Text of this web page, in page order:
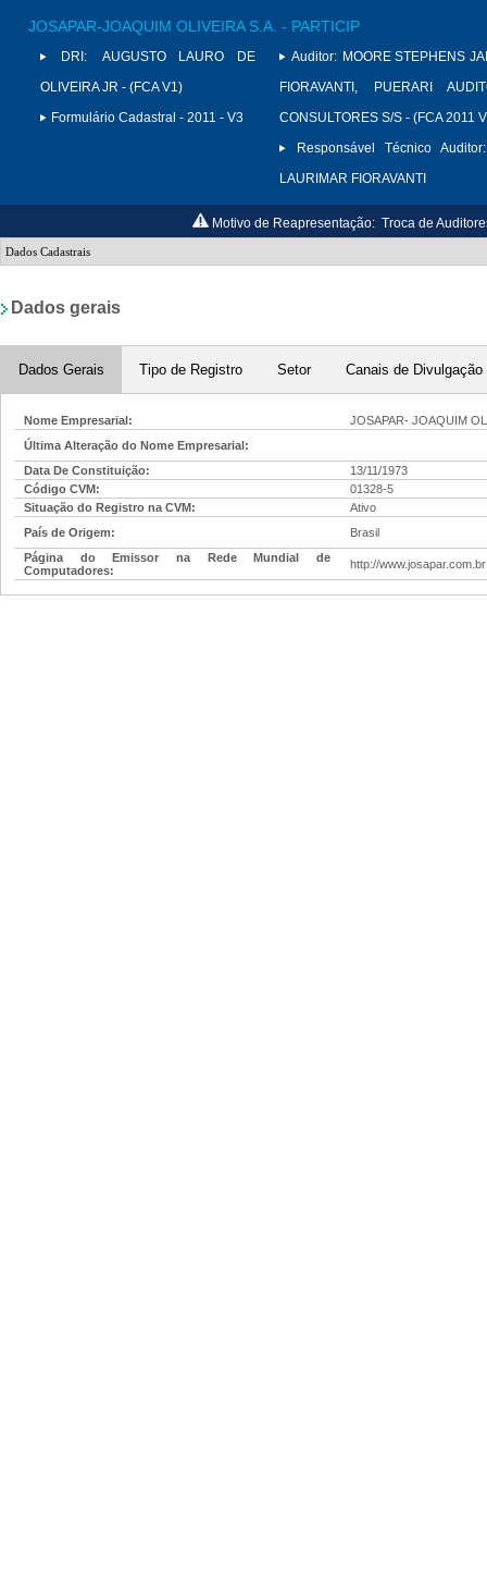
JOSAPAR-JOAQUIM OLIVEIRA S.A. - PARTICIP
DRI:
AUGUSTO LAURO DE
OLIVEIRA JR - (FCA V1)
Formulário Cadastral - 2011 - V3
Auditor: MOORE STEPHENS
FIORAVANTI, PUERARI
CONSULTORES S/S - (FCA 2011
Responsável Técnico Auditor:
LAURIMAR FIORAVANTI
Motivo de Reapresentação: Troca de